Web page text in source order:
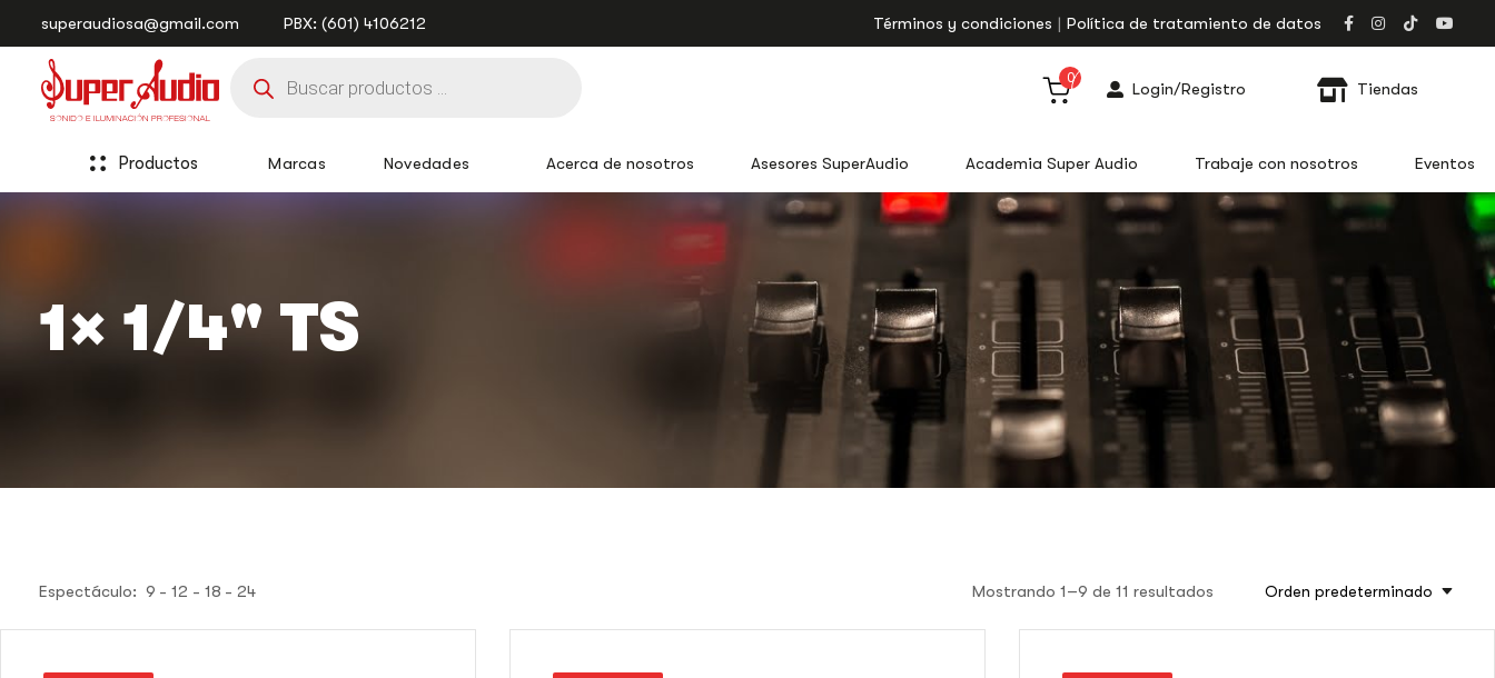
enlaces
navegación
principal
superaudiosa@gmail.com PBX: (601) 4106212 Términos y condiciones
Política de tratamiento de datos
Búsqueda
productos
0
Login/Registro Tiendas
Productos Marcas Novedades Acerca de nosotros Asesores SuperAudio Academia Super Audio Trabaje con nosotros Eventos
1× 1/4" TS
Espectáculo: 9 12 18 24 Mostrando 1–9 de 11 resultados Orden predeterminado